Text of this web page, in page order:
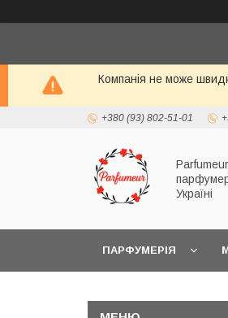
Компанія не може
+380 (93) 802-51-01
Україні
ПАРФУМЕРІЯ